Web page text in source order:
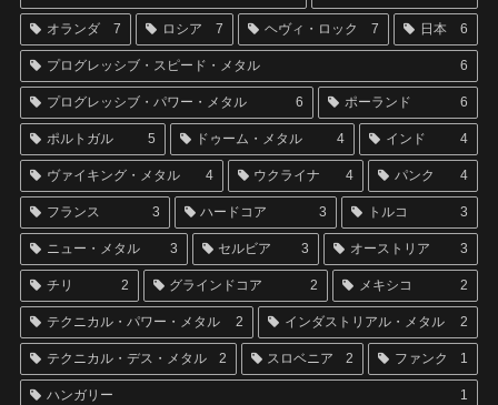
オランダ 7 ロシア 7 ヘヴィ・ロック 7 日本 6
プログレッシブ・スピード・メタル 6
プログレッシブ・パワー・メタル 6 ポーランド 6
ポルトガル 5 ドゥーム・メタル 4 インド 4
ヴァイキング・メタル 4 ウクライナ 4 パンク 4
フランス 3 ハードコア 3 トルコ 3
ニュー・メタル 3 セルビア 3 オーストリア 3
チリ 2 グラインドコア 2 メキシコ 2
テクニカル・パワー・メタル 2 インダストリアル・メタル 2
テクニカル・デス・メタル 2 スロベニア 2 ファンク 1
ハンガリー 1